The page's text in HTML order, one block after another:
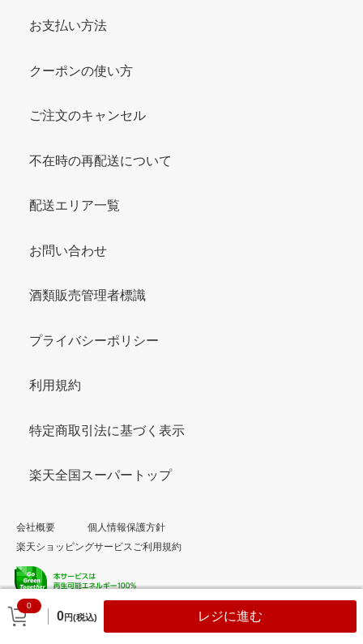
0
0円(税込) レジに進む
お支払い方法
クーポンの使い方
ご注文のキャンセル
不在時の再配送について
配送エリア一覧
お問い合わせ
酒類販売管理者標識
プライバシーポリシー
利用規約
特定商取引法に基づく表示
楽天全国スーパートップ
会社概要
個人情報保護方針
楽天ショッピングサービスご利用規約
© Rakuten Group, Inc.